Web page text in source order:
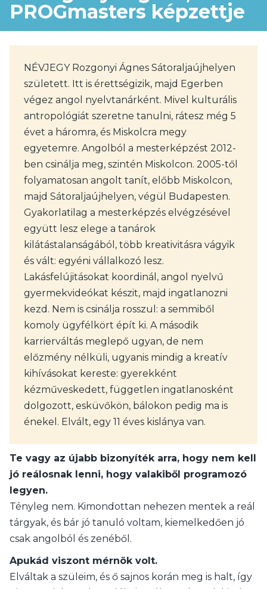
PROGmasters képzettje
NÉVJEGY Rozgonyi Ágnes Sátoraljaújhelyen
született. Itt is érettségizik, majd Egerben
végez angol nyelvtanárként. Mivel kulturális
antropológiát szeretne tanulni, rátesz még 5
évet a háromra, és Miskolcra megy
egyetemre. Angolból a mesterképzést 2012-
ben csinálja meg, szintén Miskolcon. 2005-től
folyamatosan angolt tanít, előbb Miskolcon,
majd Sátoraljaújhelyen, végül Budapesten.
Gyakorlatilag a mesterképzés elvégzésével
együtt lesz elege a tanárok
kilátástalanságából, több kreativitásra vágyik
és vált: egyéni vállalkozó lesz.
Lakásfelújitásokat koordinál, angol nyelvű
gyermekvideókat készit, majd ingatlanozni
kezd. Nem is csinálja rosszul: a semmiből
komoly ügyfélkört épít ki. A második
karrierváltás meglepő ugyan, de nem
előzmény nélküli, ugyanis mindig a kreatív
kihívásokat kereste: gyerekként
kézműveskedett, független ingatlanosként
dolgozott, esküvőkön, bálokon pedig ma is
énekel. Elvált, egy 11 éves kislánya van.
Te vagy az újabb bizonyíték arra, hogy nem kell
jó reálosnak lenni, hogy valakiből programozó
legyen.
Tényleg nem. Kimondottan nehezen mentek a reál
tárgyak, és bár jó tanuló voltam, kiemelkedően jó
csak angolból és zenéből.
Apukád viszont mérnök volt.
Elváltak a szüleim, és ő sajnos korán meg is halt, így